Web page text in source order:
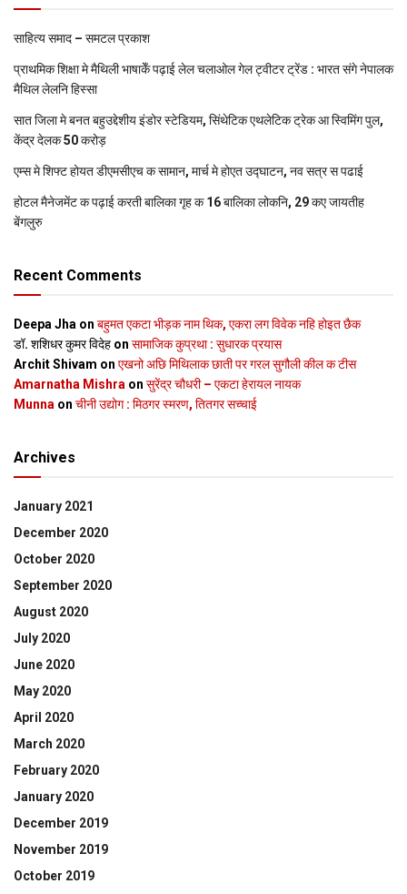
साहित्य समाद – समटल प्रकाश
प्राथमिक शि‍क्षा मे मैथि‍ली भाषाकेँ पढ़ाई लेल चलाओल गेल ट्वीटर ट्रेंड : भारत संगे नेपालक
मैथिल लेलनि हिस्सा
सात जिला मे बनत बहुउद्देशीय इंडोर स्‍टेडि‍यम, सिंथेटिक एथलेटिक ट्रेक आ स्विमिंग पुल,
केंद्र देलक 50 करोड़
एम्स मे शिफ्ट होयत डीएमसीएच क सामान, मार्च मे होएत उद्घाटन, नव सत्र स पढाई
होटल मैनेजमेंट क पढ़ाई करती बालिका गृह क 16 बालिका लोकनि, 29 कए जायतीह
बेंगलुरु
Recent Comments
Deepa Jha on बहुमत एकटा भीड़क नाम थिक, एकरा लग विवेक नहि होइत छैक
डॉ. शशिधर कुमर विदेह on सामाजिक कुप्रथा : सुधारक प्रयास
Archit Shivam on एखनो अछि मिथिलाक छाती पर गरल सुगौली कील क टीस
Amarnatha Mishra on सुरेंद्र चौधरी – एकटा हेरायल नायक
Munna on चीनी उद्योग : मिठगर स्‍मरण, तितगर सच्‍चाई
Archives
January 2021
December 2020
October 2020
September 2020
August 2020
July 2020
June 2020
May 2020
April 2020
March 2020
February 2020
January 2020
December 2019
November 2019
October 2019